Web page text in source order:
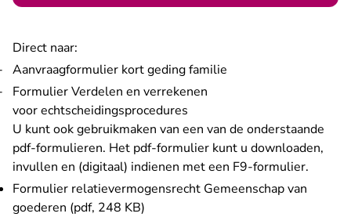
Direct naar:
Aanvraagformulier kort geding familie
Formulier Verdelen en verrekenen
voor echtscheidingsprocedures
U kunt ook gebruikmaken van een van de onderstaande
pdf-formulieren. Het pdf-formulier kunt u downloaden,
invullen en (digitaal) indienen met een F9-formulier.
Formulier relatievermogensrecht Gemeenschap van
goederen (pdf, 248 KB)